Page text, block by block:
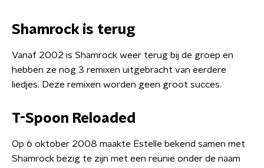
Shamrock is terug
Vanaf 2002 is Shamrock weer terug bij de groep en
hebben ze nog 3 remixen uitgebracht van eerdere
liedjes. Deze remixen worden geen groot succes.
T-Spoon Reloaded
Op 6 oktober 2008 maakte Estelle bekend samen met
Shamrock bezig te zijn met een reünie onder de naam